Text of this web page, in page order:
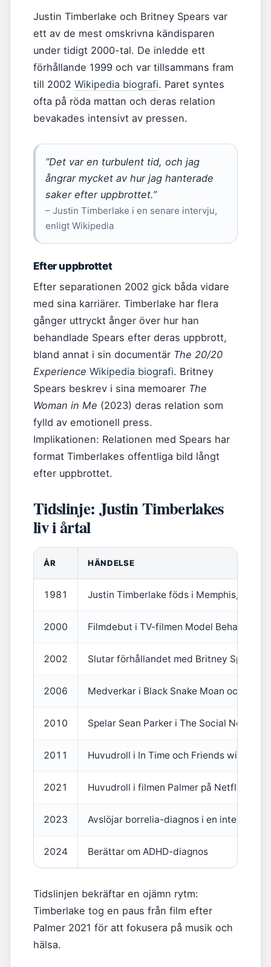
Justin Timberlake och Britney Spears var
ett av de mest omskrivna kändisparen
under tidigt 2000-tal. De inledde ett
förhållande 1999 och var tillsammans fram
till 2002 Wikipedia biografi. Paret syntes
ofta på röda mattan och deras relation
bevakades intensivt av pressen.
”Det var en turbulent tid, och jag
ångrar mycket av hur jag hanterade
saker efter uppbrottet.”
– Justin Timberlake i en senare intervju,
enligt Wikipedia
Efter uppbrottet
Efter separationen 2002 gick båda vidare
med sina karriärer. Timberlake har flera
gånger uttryckt ånger över hur han
behandlade Spears efter deras uppbrott,
bland annat i sin documentär The 20/20
Experience Wikipedia biografi. Britney
Spears beskrev i sina memoarer The
Woman in Me (2023) deras relation som
fylld av emotionell press.
Implikationen: Relationen med Spears har
format Timberlakes offentliga bild långt
efter uppbrottet.
Tidslinje: Justin Timberlakes
liv i årtal
ÅR HÄNDELSE
1981 Justin Timberlake föds i Memphis,
2000 Filmdebut i TV-filmen Model Behavior
2002 Slutar förhållandet med Britney Spears
2006 Medverkar i Black Snake Moan och
2010 Spelar Sean Parker i The Social Network
2011 Huvudroll i In Time och Friends with
2021 Huvudroll i filmen Palmer på Netflix
2023 Avslöjar borrelia-diagnos i en intervju
2024 Berättar om ADHD-diagnos
Tidslinjen bekräftar en ojämn rytm:
Timberlake tog en paus från film efter
Palmer 2021 för att fokusera på musik och
hälsa.